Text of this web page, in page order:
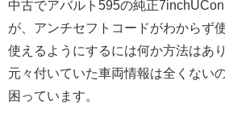
中古でアバルト595の純正
が、アンチセフトコードがわからず
使えるようにするには何か方法はあ
元々付いていた車両情報は全くない
困っています。